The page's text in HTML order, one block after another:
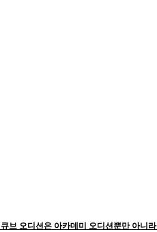
브 오디션은 아카데미 오디션뿐만 아니